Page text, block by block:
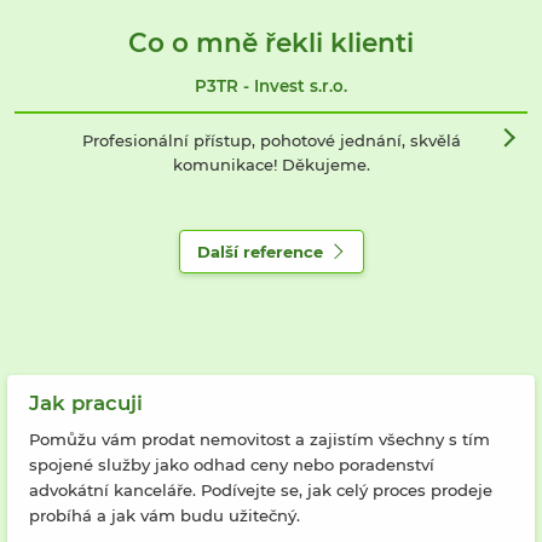
Co o mně řekli klienti
P3TR - Invest s.r.o.
Profesionální přístup, pohotové jednání, skvělá
komunikace! Děkujeme.
Další reference
Jak pracuji
Pomůžu vám prodat nemovitost a zajistím všechny s tím
spojené služby jako odhad ceny nebo poradenství
advokátní kanceláře. Podívejte se, jak celý proces prodeje
probíhá a jak vám budu užitečný.